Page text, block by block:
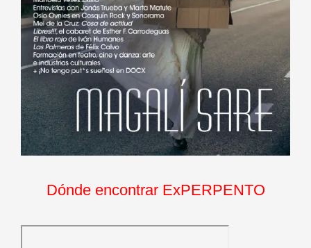
Dónde encontrar ExPERPENTO